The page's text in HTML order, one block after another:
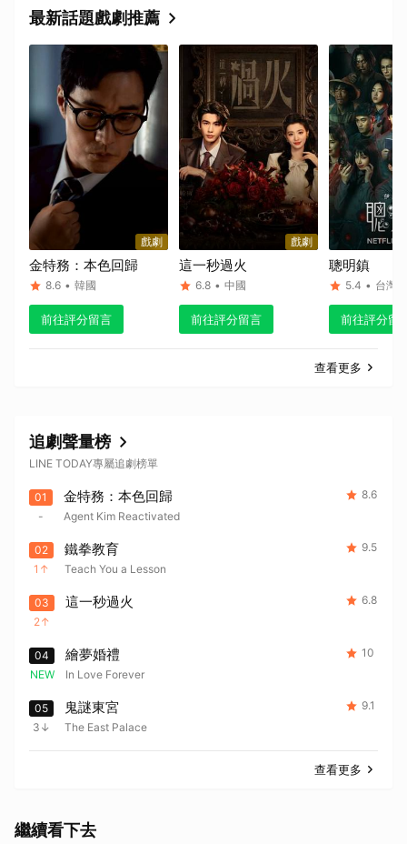
最新話題戲劇推薦
戲劇
金特務：本色回歸
8.6 • 韓國
前往評分留言
戲劇
這一秒過火
6.8 • 中國
前往評分留言
聰明鎮
5.4 • 台灣
前往評分留
查看更多
追劇聲量榜
LINE TODAY專屬追劇榜單
01
-
金特務：本色回歸
Agent Kim Reactivated
8.6
02
1
鐵拳教育
Teach You a Lesson
9.5
03
2
這一秒過火 6.8
04
NEW
繪夢婚禮
In Love Forever
10
05
3
鬼謎東宮
The East Palace
9.1
查看更多
繼續看下去